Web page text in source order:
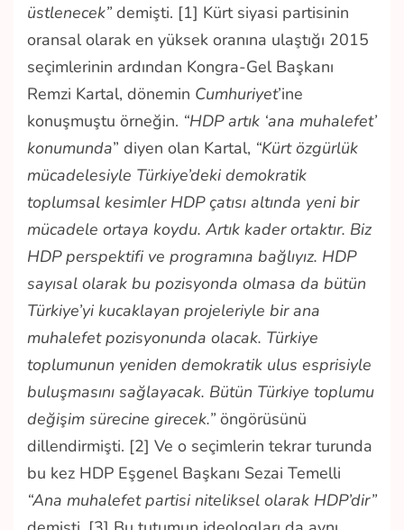
üstlenecek” demişti. [1] Kürt siyasi partisinin
oransal olarak en yüksek oranına ulaştığı 2015
seçimlerinin ardından Kongra-Gel Başkanı
Remzi Kartal, dönemin Cumhuriyet’ine
konuşmuştu örneğin. “HDP artık ‘ana muhalefet’
konumunda” diyen olan Kartal, “Kürt özgürlük
mücadelesiyle Türkiye’deki demokratik
toplumsal kesimler HDP çatısı altında yeni bir
mücadele ortaya koydu. Artık kader ortaktır. Biz
HDP perspektifi ve programına bağlıyız. HDP
sayısal olarak bu pozisyonda olmasa da bütün
Türkiye’yi kucaklayan projeleriyle bir ana
muhalefet pozisyonunda olacak. Türkiye
toplumunun yeniden demokratik ulus esprisiyle
buluşmasını sağlayacak. Bütün Türkiye toplumu
değişim sürecine girecek.” öngörüsünü
dillendirmişti. [2] Ve o seçimlerin tekrar turunda
bu kez HDP Eşgenel Başkanı Sezai Temelli
“Ana muhalefet partisi niteliksel olarak HDP’dir”